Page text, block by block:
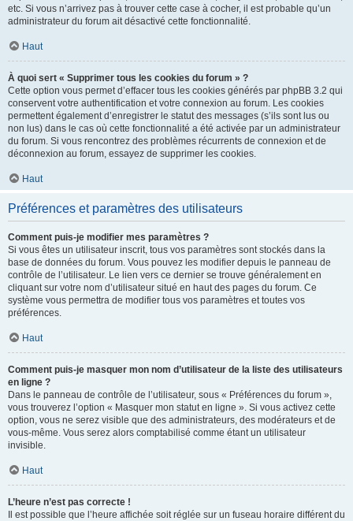
etc. Si vous n’arrivez pas à trouver cette case à cocher, il est probable qu’un
administrateur du forum ait désactivé cette fonctionnalité.
Haut
À quoi sert « Supprimer tous les cookies du forum » ?
Cette option vous permet d’effacer tous les cookies générés par phpBB 3.2 qui
conservent votre authentification et votre connexion au forum. Les cookies
permettent également d’enregistrer le statut des messages (s’ils sont lus ou
non lus) dans le cas où cette fonctionnalité a été activée par un administrateur
du forum. Si vous rencontrez des problèmes récurrents de connexion et de
déconnexion au forum, essayez de supprimer les cookies.
Haut
Préférences et paramètres des utilisateurs
Comment puis-je modifier mes paramètres ?
Si vous êtes un utilisateur inscrit, tous vos paramètres sont stockés dans la
base de données du forum. Vous pouvez les modifier depuis le panneau de
contrôle de l’utilisateur. Le lien vers ce dernier se trouve généralement en
cliquant sur votre nom d’utilisateur situé en haut des pages du forum. Ce
système vous permettra de modifier tous vos paramètres et toutes vos
préférences.
Haut
Comment puis-je masquer mon nom d’utilisateur de la liste des utilisateurs
en ligne ?
Dans le panneau de contrôle de l’utilisateur, sous « Préférences du forum »,
vous trouverez l’option « Masquer mon statut en ligne ». Si vous activez cette
option, vous ne serez visible que des administrateurs, des modérateurs et de
vous-même. Vous serez alors comptabilisé comme étant un utilisateur
invisible.
Haut
L’heure n’est pas correcte !
Il est possible que l’heure affichée soit réglée sur un fuseau horaire différent du